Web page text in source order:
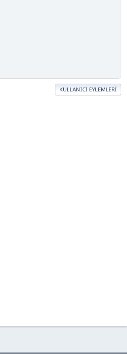
KULLANICI EYLEMLERI